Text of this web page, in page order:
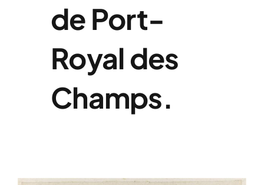
de Port-
Royal des
Champs.